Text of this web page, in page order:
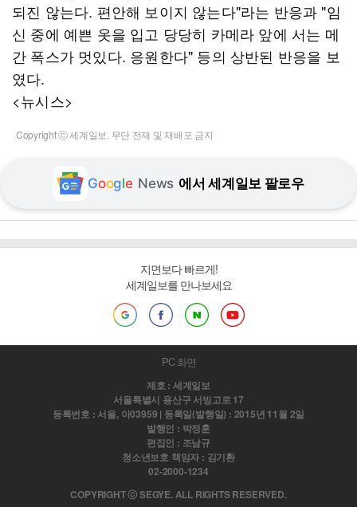
되진 않는다. 편안해 보이지 않는다"라는 반응과 "임
신 중에 예쁜 옷을 입고 당당히 카메라 앞에 서는 메
간 폭스가 멋있다. 응원한다" 등의 상반된 반응을 보
였다.
<뉴시스>
Copyright ⓒ 세계일보. 무단 전재 및 재배포 금지
Google News 에서 세계일보 팔로우
지면보다 빠르게!
세계일보를 만나보세요
PC 화면
제호 : 세계일보
서울특별시 용산구 서빙고로 17
등록번호 : 서울, 아03959 | 등록일(발행일) : 2015년 11월 2일
발행인 : 박정훈
편집인 : 조남규
청소년보호 책임자 : 김기환
02-2000-1234
COPYRIGHT ⓒ SEGYE. ALL RIGHTS RESERVED.